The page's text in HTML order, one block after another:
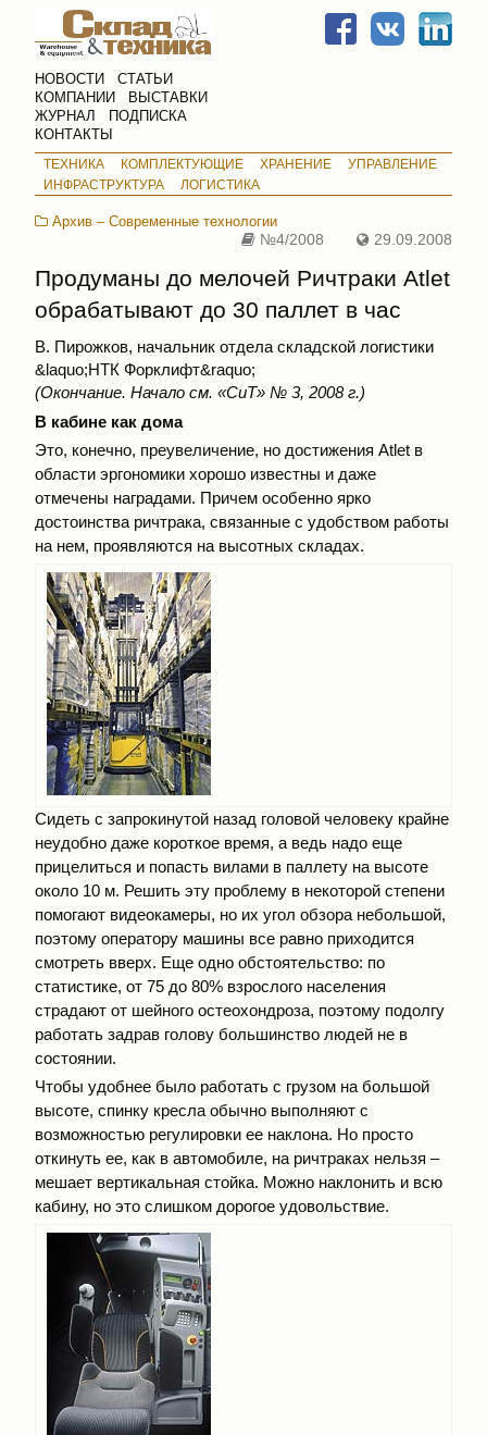
НОВОСТИ
СТАТЬИ
КОМПАНИИ
ВЫСТАВКИ
ЖУРНАЛ
ПОДПИСКА
КОНТАКТЫ
ТЕХНИКА КОМПЛЕКТУЮЩИЕ ХРАНЕНИЕ
УПРАВЛЕНИЕ
ИНФРАСТРУКТУРА
ЛОГИСТИКА
Архив – Современные технологии
№4/2008
29.09.2008
Продуманы до мелочей Ричтраки Atlet
обрабатывают до 30 паллет в час
В. Пирожков, начальник отдела складской логистики
&laquo;НТК Форклифт&raquo;
(Окончание. Начало см. «СиТ» № 3, 2008 г.)
В кабине как дома
Это, конечно, преувеличение, но достижения Atlet в
области эргономики хорошо известны и даже
отмечены наградами. Причем особенно ярко
достоинства ричтрака, связанные с удобством работы
на нем, проявляются на высотных складах.
Сидеть с запрокинутой назад головой человеку крайне
неудобно даже короткое время, а ведь надо еще
прицелиться и попасть вилами в паллету на высоте
около 10 м. Решить эту проблему в некоторой степени
помогают видеокамеры, но их угол обзора небольшой,
поэтому оператору машины все равно приходится
смотреть вверх. Еще одно обстоятельство: по
статистике, от 75 до 80% взрослого населения
страдают от шейного остеохондроза, поэтому подолгу
работать задрав голову большинство людей не в
состоянии.
Чтобы удобнее было работать с грузом на большой
высоте, спинку кресла обычно выполняют с
возможностью регулировки ее наклона. Но просто
откинуть ее, как в автомобиле, на ричтраках нельзя –
мешает вертикальная стойка. Можно наклонить и всю
кабину, но это слишком дорогое удовольствие.